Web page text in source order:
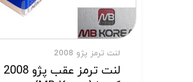
لنت ترمز پژو 2008